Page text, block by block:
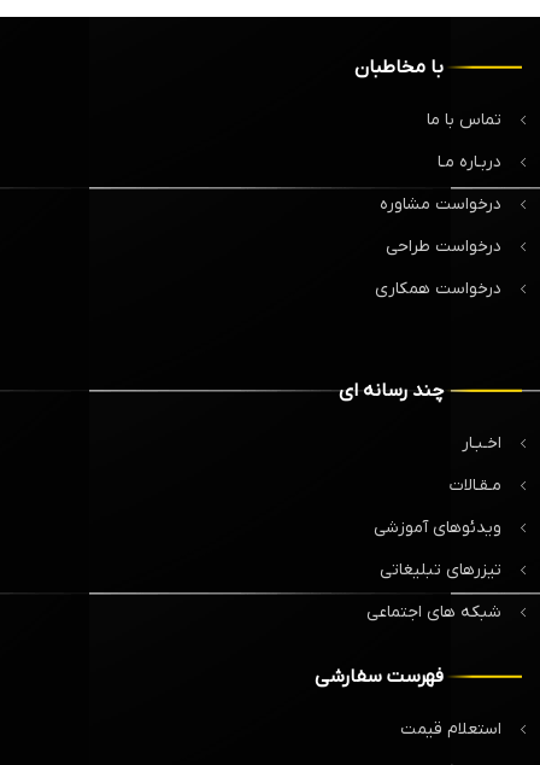
با مخاطبان
تماس با ما
دربـاره مـا
درخواست مشاوره
درخواست طراحی
درخواست همکاری
چند رسانه ای
اخـبـار
مـقـالات
ویدئوهای آموزشی
تیزرهای تبلیغاتی
شبکه های اجتماعی
فهرست سفارشی
استعلام قیمت